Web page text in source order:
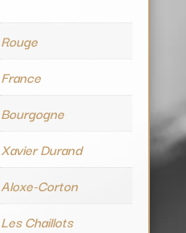
Rouge
France
Bourgogne
Xavier Durand
Aloxe-Corton
Les Chaillots